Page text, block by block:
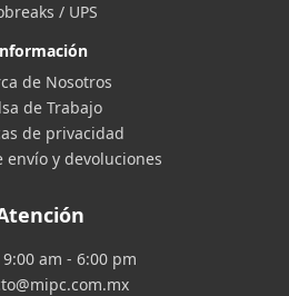
/ UPS
de Nosotros
de Trabajo
de privacidad
envío y devoluciones
am - 6:00 pm